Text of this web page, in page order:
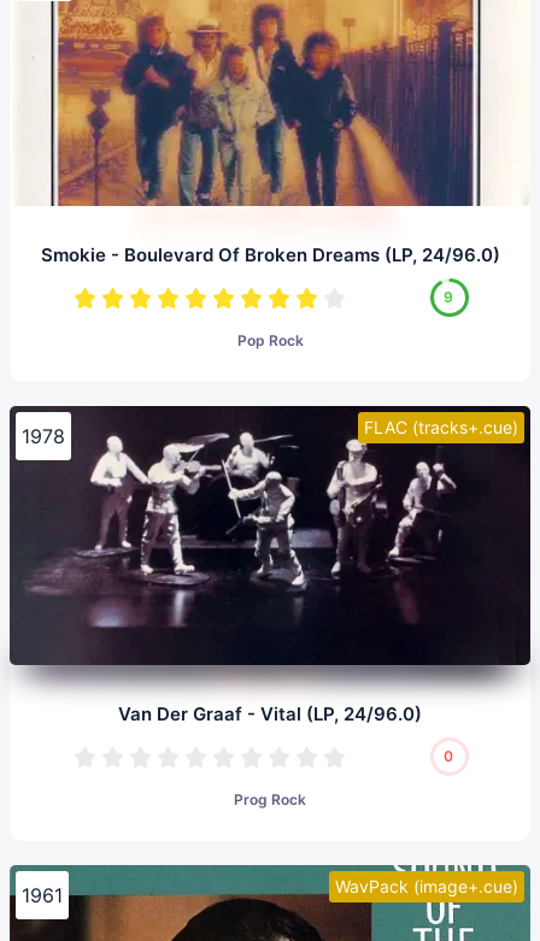
Smokie - Boulevard Of Broken Dreams (LP, 24/96.0)
9
Pop Rock
FLAC (tracks+.cue)
1978
Van Der Graaf - Vital (LP, 24/96.0)
0
Prog Rock
WavPack (image+.cue)
1961